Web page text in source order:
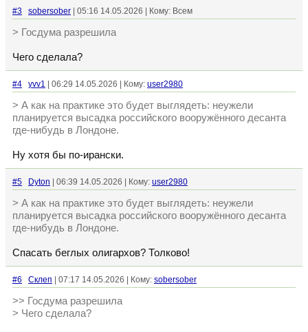
#3 sobersober | 05:16 14.05.2026 | Кому: Всем
> Госдума разрешила
Чего сделала?
#4 yvv1 | 06:29 14.05.2026 | Кому: user2980
> А как на практике это будет выглядеть: неужели
планируется высадка российского вооружённого десанта
где-нибудь в Лондоне.
Ну хотя бы по-ирански.
#5 Dyton | 06:39 14.05.2026 | Кому: user2980
> А как на практике это будет выглядеть: неужели
планируется высадка российского вооружённого десанта
где-нибудь в Лондоне.
Спасать беглых олигархов? Толково!
#6 Склеп | 07:17 14.05.2026 | Кому: sobersober
>> Госдума разрешила
> Чего сделала?